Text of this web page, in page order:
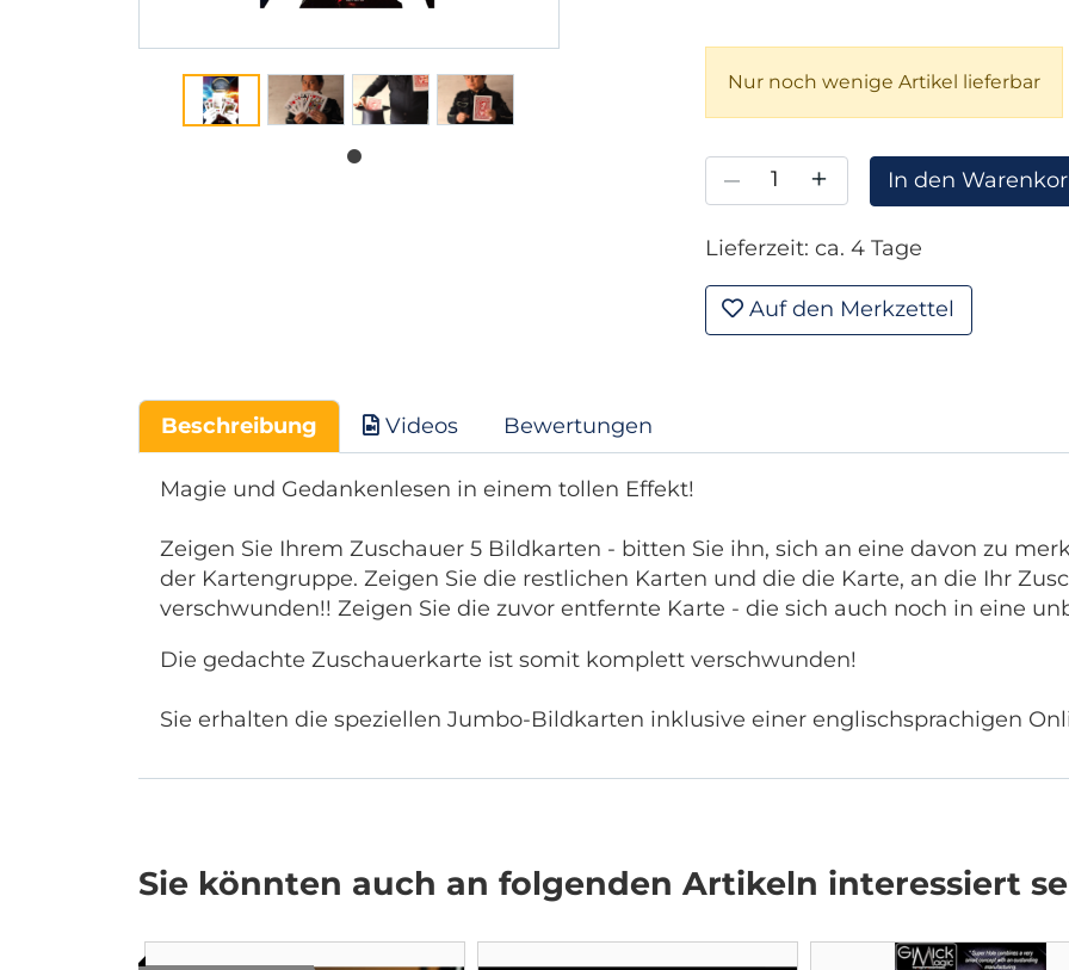
Nur noch wenige Artikel lieferbar
– + In den
Lieferzeit: ca. 4 Tage
Auf den Merkzettel
Beschreibung Videos Bewertungen
Magie und Gedankenlesen in einem tollen Effekt!
Zeigen Sie Ihrem Zuschauer 5 Bildkarten - bitten Sie ihn, sich an eine davon zu
der Kartengruppe. Zeigen Sie die restlichen Karten und die die Karte, an die Ihr
verschwunden!! Zeigen Sie die zuvor entfernte Karte - die sich auch noch in eine
Die gedachte Zuschauerkarte ist somit komplett verschwunden!
Sie erhalten die speziellen Jumbo-Bildkarten inklusive einer englischsprachigen
Sie könnten auch an folgenden Artikeln interessiert